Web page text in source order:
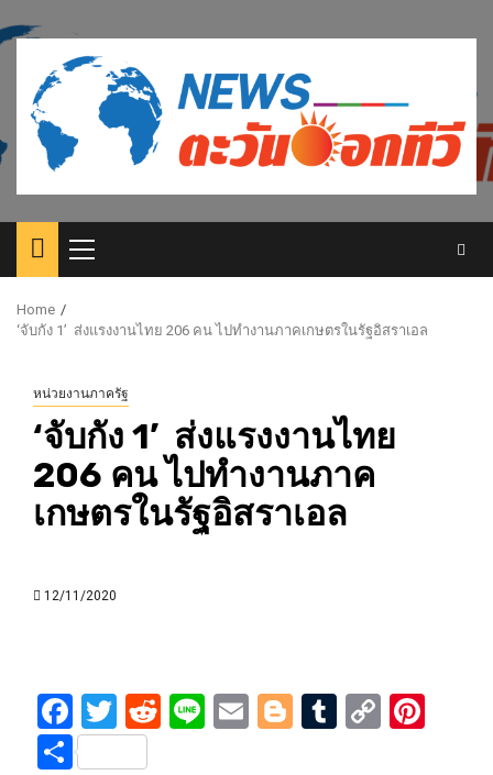
to
content
Primary
Menu
Home
‘จับกัง 1’ ส่งแรงงานไทย 206 คน ไปทำงานภาคเกษตรในรัฐอิสราเอล
หน่วยงานภาครัฐ
‘จับกัง 1’ ส่งแรงงานไทย
206 คน ไปทำงานภาค
เกษตรในรัฐอิสราเอล
12/11/2020
Facebook
Twitter
Reddit
LineEmailBlogger
Tumblr
Copy
Share